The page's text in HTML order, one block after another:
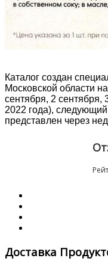
Каталог создан
Московской области
сентября, 2 сентября,
2022 года), следующий
представлен через
Доставка